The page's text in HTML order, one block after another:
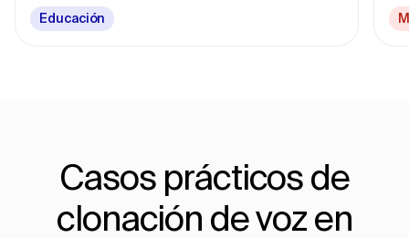
Educación
Casos prácticos de
clonación de voz en